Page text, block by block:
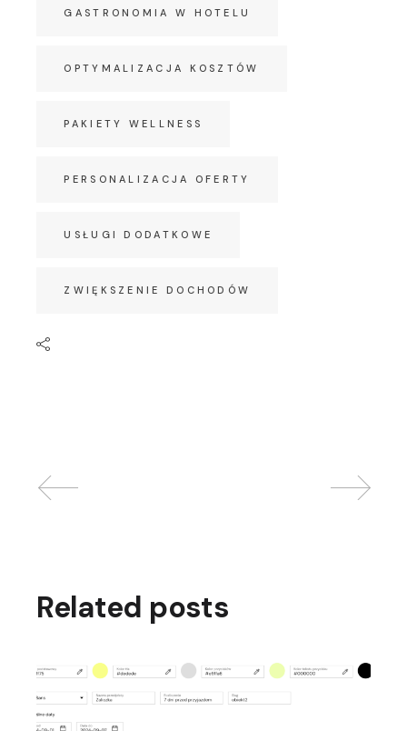
GASTRONOMIA W HOTELU
OPTYMALIZACJA KOSZTÓW
PAKIETY WELLNESS
PERSONALIZACJA OFERTY
USŁUGI DODATKOWE
ZWIĘKSZENIE DOCHODÓW
Related posts